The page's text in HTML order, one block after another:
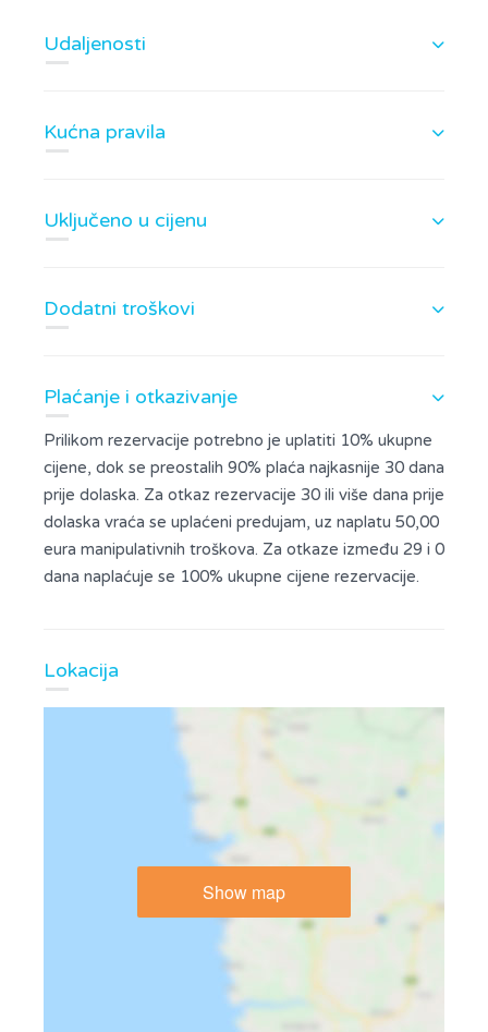
Udaljenosti
Kućna pravila
Uključeno u cijenu
Dodatni troškovi
Plaćanje i otkazivanje
Prilikom rezervacije potrebno je uplatiti 10% ukupne
cijene, dok se preostalih 90% plaća najkasnije 30 dana
prije dolaska. Za otkaz rezervacije 30 ili više dana prije
dolaska vraća se uplaćeni predujam, uz naplatu 50,00
eura manipulativnih troškova. Za otkaze između 29 i 0
dana naplaćuje se 100% ukupne cijene rezervacije.
Lokacija
Show map